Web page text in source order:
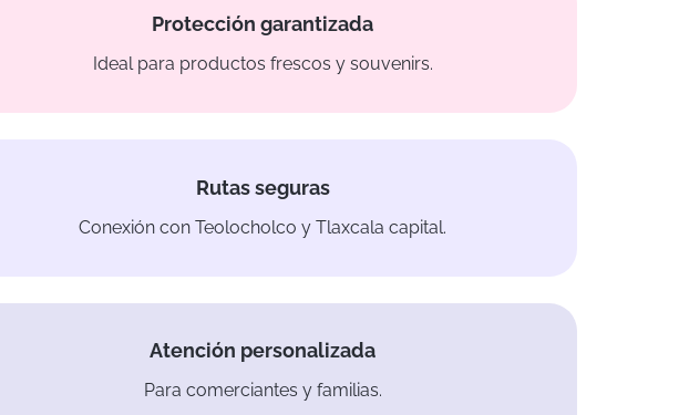
Protección garantizada
Ideal para productos frescos y souvenirs.
Rutas seguras
Conexión con Teolocholco y Tlaxcala capital.
Atención personalizada
Para comerciantes y familias.